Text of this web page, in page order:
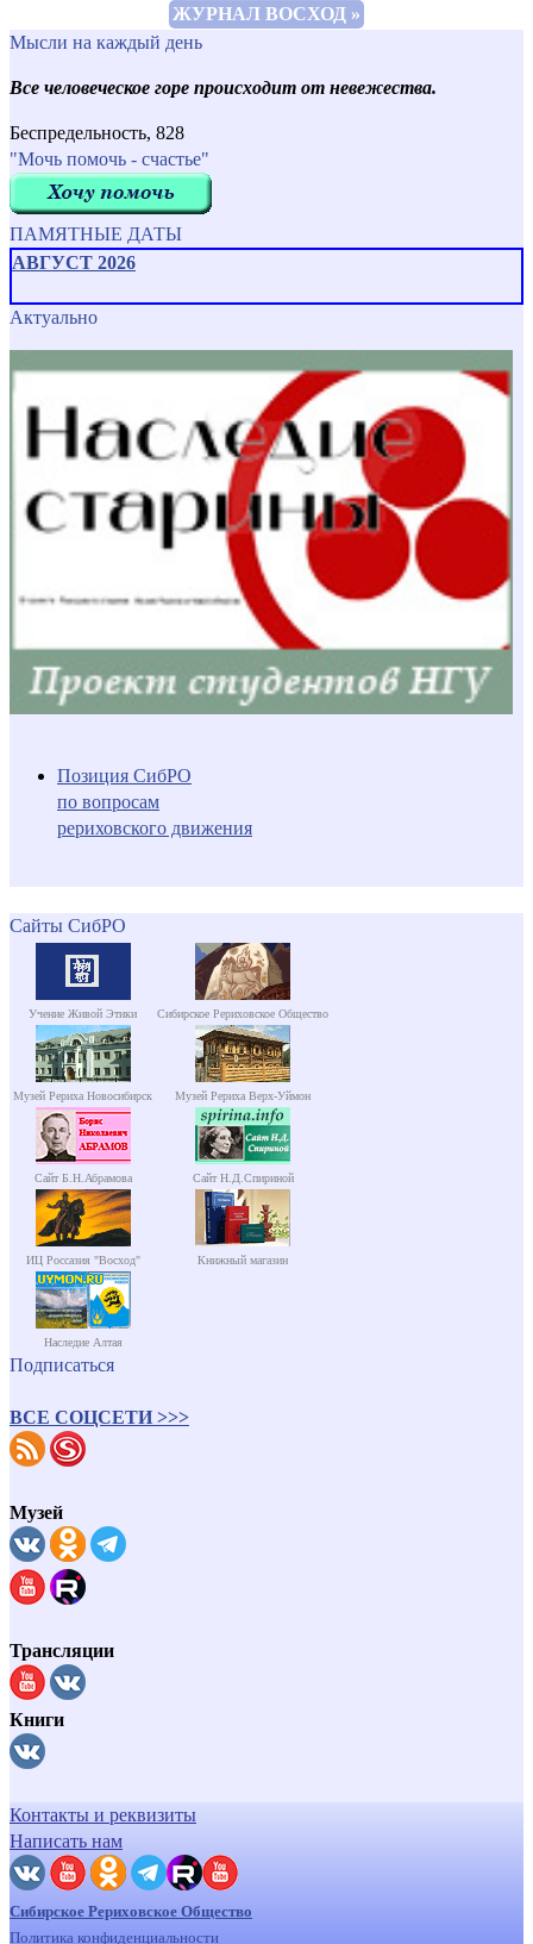
ЖУРНАЛ ВОСХОД »
Мысли на каждый день
Все человеческое горе происходит от невежества.
Беспредельность, 828
"Мочь помочь - счастье"
ПАМЯТНЫЕ ДАТЫ
АВГУСТ 2026
Актуально
Позиция СибРО
по вопросам
рериховского движения
Сайты СибРО
Учение Живой Этики Сибирское Рериховское Общество
Музей Рериха Новосибирск Музей Рериха Верх-Уймон
Сайт Б.Н.Абрамова Сайт Н.Д.Спириной
ИЦ Россазия "Восход" Книжный магазин
Наследие Алтая
Подписаться
ВСЕ СОЦСЕТИ >>>
Музей
Трансляции
Книги
Контакты и реквизиты
Написать нам
Сибирское Рериховское Общество
Политика конфиденциальности